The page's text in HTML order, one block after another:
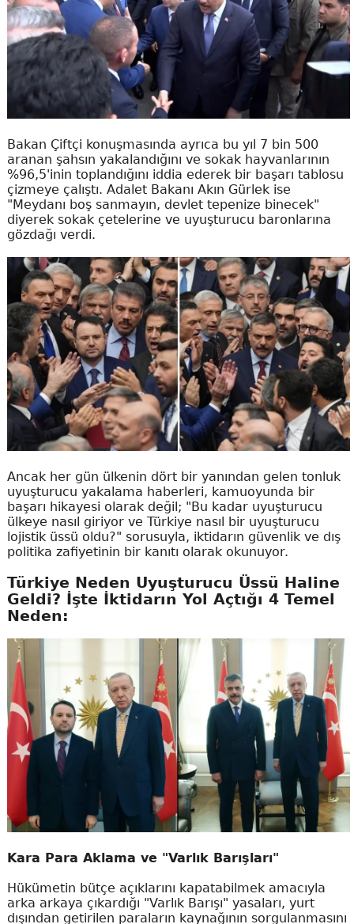
Bakan Çiftçi konuşmasında ayrıca bu yıl 7 bin 500
aranan şahsın yakalandığını ve sokak hayvanlarının
%96,5'inin toplandığını iddia ederek bir başarı tablosu
çizmeye çalıştı. Adalet Bakanı Akın Gürlek ise
"Meydanı boş sanmayın, devlet tepenize binecek"
diyerek sokak çetelerine ve uyuşturucu baronlarına
gözdağı verdi.
Ancak her gün ülkenin dört bir yanından gelen tonluk
uyuşturucu yakalama haberleri, kamuoyunda bir
başarı hikayesi olarak değil; "Bu kadar uyuşturucu
ülkeye nasıl giriyor ve Türkiye nasıl bir uyuşturucu
lojistik üssü oldu?" sorusuyla, iktidarın güvenlik ve dış
politika zafiyetinin bir kanıtı olarak okunuyor.
Türkiye Neden Uyuşturucu Üssü Haline
Geldi? İşte İktidarın Yol Açtığı 4 Temel
Neden:
Kara Para Aklama ve "Varlık Barışları"
Hükümetin bütçe açıklarını kapatabilmek amacıyla
arka arkaya çıkardığı "Varlık Barışı" yasaları, yurt
dışından getirilen paraların kaynağının sorgulanmasını